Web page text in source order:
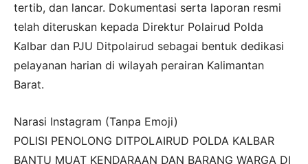
tertib, dan lancar. Dokumentasi serta laporan resmi
telah diteruskan kepada Direktur Polairud Polda
Kalbar dan PJU Ditpolairud sebagai bentuk dedikasi
pelayanan harian di wilayah perairan Kalimantan
Barat.
Narasi Instagram (Tanpa Emoji)
POLISI PENOLONG DITPOLAIRUD POLDA KALBAR
BANTU MUAT KENDARAAN DAN BARANG WARGA DI